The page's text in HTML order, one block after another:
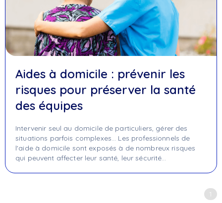
Aides à domicile : prévenir les
risques pour préserver la santé
des équipes
Intervenir seul au domicile de particuliers, gérer des
situations parfois complexes... Les professionnels de
l'aide à domicile sont exposés à de nombreux risques
qui peuvent affecter leur santé, leur sécurité…
1